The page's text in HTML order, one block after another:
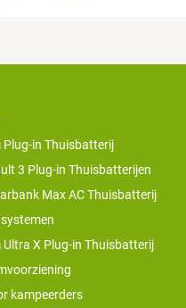
Plug-in Thuisbatterij
3 Plug-in Thuisbatterijen
Max AC Thuisbatterij
Ultra X Plug-in Thuisbatterij
kampeerders